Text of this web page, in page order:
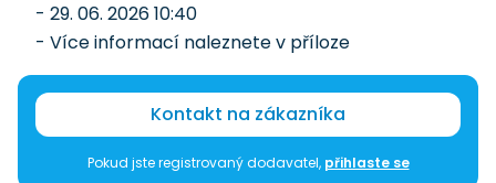
- 29. 06. 2026 10:40
- Více informací naleznete v příloze
Kontakt na zákazníka
Pokud jste registrovaný dodavatel, přihlaste se